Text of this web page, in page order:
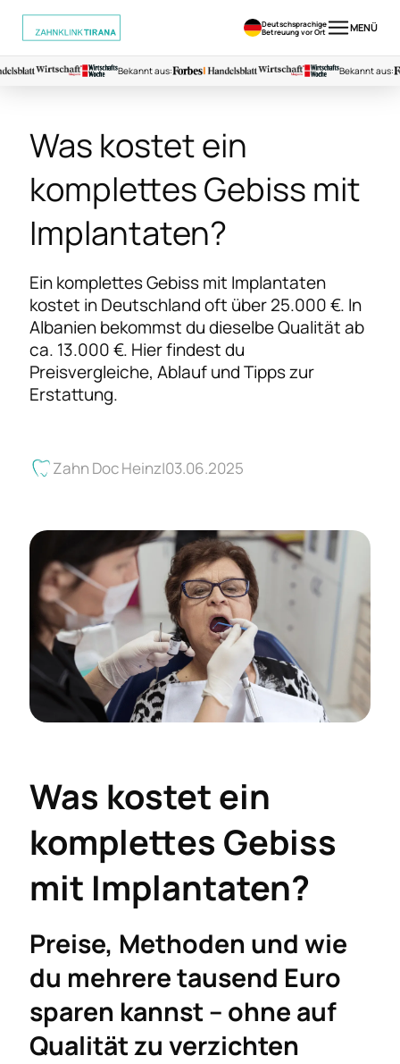
Deutschsprachige
Betreuung vor Ort
MENÜ
Bekannt aus: Bekannt aus:
Was kostet ein
komplettes Gebiss mit
Implantaten?
Ein komplettes Gebiss mit Implantaten
kostet in Deutschland oft über 25.000 €. In
Albanien bekommst du dieselbe Qualität ab
ca. 13.000 €. Hier findest du
Preisvergleiche, Ablauf und Tipps zur
Erstattung.
Zahn Doc Heinz 03.06.2025
Was kostet ein
komplettes Gebiss
mit Implantaten?
Preise, Methoden und wie
du mehrere tausend Euro
sparen kannst – ohne auf
Qualität zu verzichten